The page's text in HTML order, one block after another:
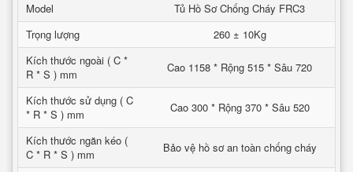
Model
Tủ Hồ Sơ Chống Cháy FRC3
Trọng lượng
260 ± 10Kg
Kích thước ngoài ( C *
R * S ) mm
Cao 1158 * Rộng 515 * Sâu 720
Kích thước sử dụng ( C
* R * S ) mm
Cao 300 * Rộng 370 * Sâu 520
Kích thước ngăn kéo (
C * R * S ) mm
Bảo vệ hồ sơ an toàn chống cháy